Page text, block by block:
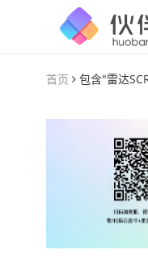
首页 包含"雷达